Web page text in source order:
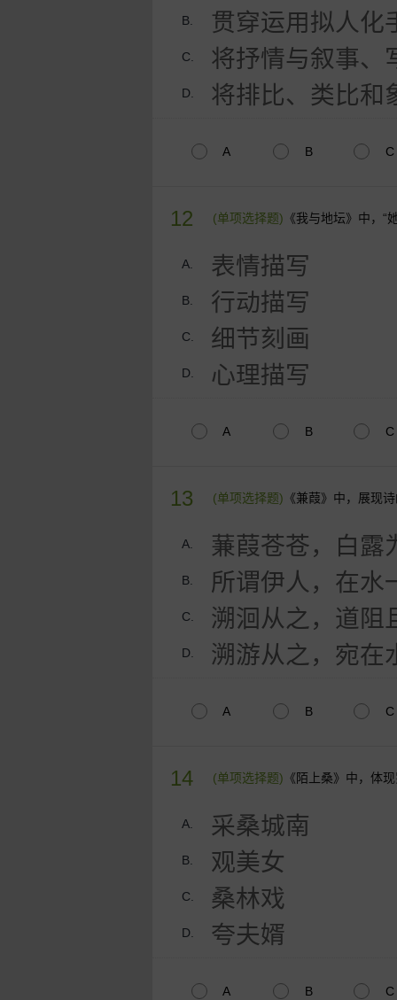
B. 贯穿运用拟人化
C. 将抒情与叙事、
D. 将排比、类比和
A B C
12 (单项选择题) 《我与地坛》中，
A. 表情描写
B. 行动描写
C. 细节刻画
D. 心理描写
A B C
13 (单项选择题) 《兼葭》中，展现
A. 蒹葭苍苍，白露
B. 所谓伊人，在水
C. 溯洄从之，道阻
D. 溯游从之，宛在
A B C
14 (单项选择题) 《陌上桑》中，体
A. 采桑城南
B. 观美女
C. 桑林戏
D. 夸夫婿
A B C